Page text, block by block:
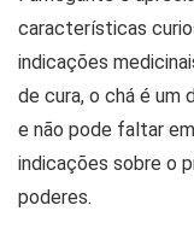
características
indicações
de cura, o chá é um
e não pode faltar
indicações sobre o
poderes.